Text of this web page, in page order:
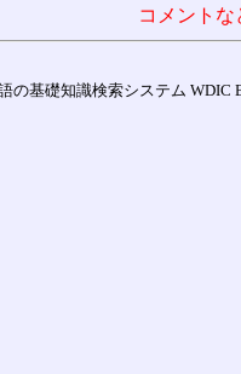
コメント
の基礎知識検索システム WDIC